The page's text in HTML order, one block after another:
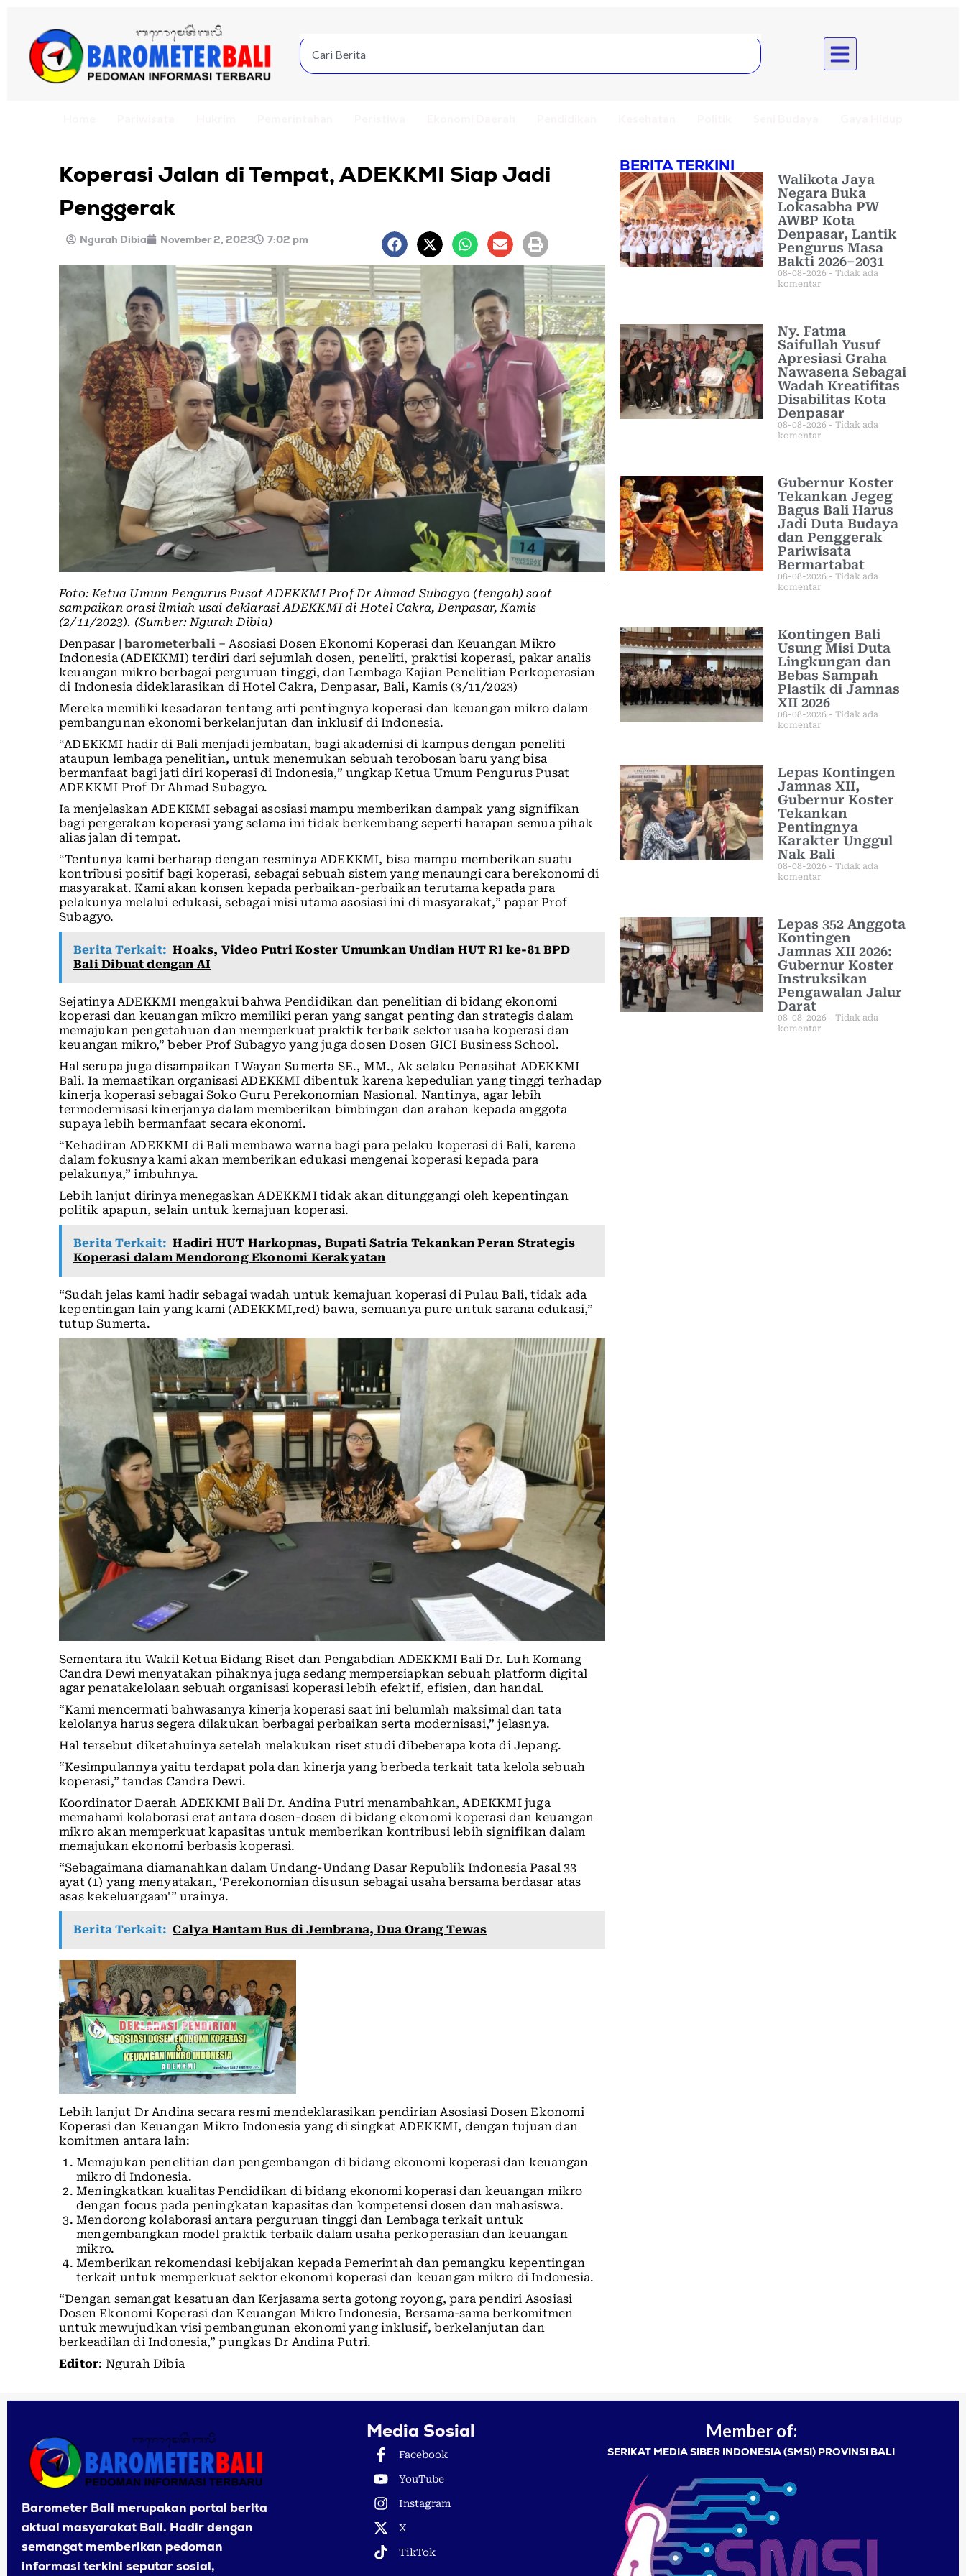
Koperasi Jalan di Tempat, ADEKKMI Siap Jadi
Penggerak
Ngurah Dibia November 2, 2023 7:02 pm
Foto: Ketua Umum Pengurus Pusat ADEKKMI Prof Dr Ahmad Subagyo (tengah) saat
sampaikan orasi ilmiah usai deklarasi ADEKKMI di Hotel Cakra, Denpasar, Kamis
(2/11/2023). (Sumber: Ngurah Dibia)
Denpasar |barometerbali– Asosiasi Dosen Ekonomi Koperasi dan Keuangan Mikro
Indonesia (ADEKKMI) terdiri dari sejumlah dosen, peneliti, praktisi koperasi, pakar analis
keuangan mikro berbagai perguruan tinggi, dan Lembaga Kajian Penelitian Perkoperasian
di Indonesia dideklarasikan di Hotel Cakra, Denpasar, Bali, Kamis (3/11/2023)
Mereka memiliki kesadaran tentang arti pentingnya koperasi dan keuangan mikro dalam
pembangunan ekonomi berkelanjutan dan inklusif di Indonesia.
“ADEKKMI hadir di Bali menjadi jembatan, bagi akademisi di kampus dengan peneliti
ataupun lembaga penelitian, untuk menemukan sebuah terobosan baru yang bisa
bermanfaat bagi jati diri koperasi di Indonesia,” ungkap Ketua Umum Pengurus Pusat
ADEKKMI Prof Dr Ahmad Subagyo.
Ia menjelaskan ADEKKMI sebagai asosiasi mampu memberikan dampak yang signifikan
bagi pergerakan koperasi yang selama ini tidak berkembang seperti harapan semua pihak
alias jalan di tempat.
“Tentunya kami berharap dengan resminya ADEKKMI, bisa mampu memberikan suatu
kontribusi positif bagi koperasi, sebagai sebuah sistem yang menaungi cara berekonomi di
masyarakat. Kami akan konsen kepada perbaikan-perbaikan terutama kepada para
pelakunya melalui edukasi, sebagai misi utama asosiasi ini di masyarakat,” papar Prof
Subagyo.
Berita Terkait: Hoaks, Video Putri Koster Umumkan Undian HUT RI ke-81 BPD
Bali Dibuat dengan AI
Sejatinya ADEKKMI mengakui bahwa Pendidikan dan penelitian di bidang ekonomi
koperasi dan keuangan mikro memiliki peran yang sangat penting dan strategis dalam
memajukan pengetahuan dan memperkuat praktik terbaik sektor usaha koperasi dan
keuangan mikro,” beber Prof Subagyo yang juga dosen Dosen GICI Business School.
Hal serupa juga disampaikan I Wayan Sumerta SE., MM., Ak selaku Penasihat ADEKKMI
Bali. Ia memastikan organisasi ADEKKMI dibentuk karena kepedulian yang tinggi terhadap
kinerja koperasi sebagai Soko Guru Perekonomian Nasional. Nantinya, agar lebih
termodernisasi kinerjanya dalam memberikan bimbingan dan arahan kepada anggota
supaya lebih bermanfaat secara ekonomi.
“Kehadiran ADEKKMI di Bali membawa warna bagi para pelaku koperasi di Bali, karena
dalam fokusnya kami akan memberikan edukasi mengenai koperasi kepada para
pelakunya,” imbuhnya.
Lebih lanjut dirinya menegaskan ADEKKMI tidak akan ditunggangi oleh kepentingan
politik apapun, selain untuk kemajuan koperasi.
Berita Terkait: Hadiri HUT Harkopnas, Bupati Satria Tekankan Peran Strategis
Koperasi dalam Mendorong Ekonomi Kerakyatan
“Sudah jelas kami hadir sebagai wadah untuk kemajuan koperasi di Pulau Bali, tidak ada
kepentingan lain yang kami (ADEKKMI,red) bawa, semuanya pure untuk sarana edukasi,”
tutup Sumerta.
Sementara itu Wakil Ketua Bidang Riset dan Pengabdian ADEKKMI Bali Dr. Luh Komang
Candra Dewi menyatakan pihaknya juga sedang mempersiapkan sebuah platform digital
agar penatakelolaan sebuah organisasi koperasi lebih efektif, efisien, dan handal.
“Kami mencermati bahwasanya kinerja koperasi saat ini belumlah maksimal dan tata
kelolanya harus segera dilakukan berbagai perbaikan serta modernisasi,” jelasnya.
Hal tersebut diketahuinya setelah melakukan riset studi dibeberapa kota di Jepang.
“Kesimpulannya yaitu terdapat pola dan kinerja yang berbeda terkait tata kelola sebuah
koperasi,” tandas Candra Dewi.
Koordinator Daerah ADEKKMI Bali Dr. Andina Putri menambahkan, ADEKKMI juga
memahami kolaborasi erat antara dosen-dosen di bidang ekonomi koperasi dan keuangan
mikro akan memperkuat kapasitas untuk memberikan kontribusi lebih signifikan dalam
memajukan ekonomi berbasis koperasi.
“Sebagaimana diamanahkan dalam Undang-Undang Dasar Republik Indonesia Pasal 33
ayat (1) yang menyatakan, ‘Perekonomian disusun sebagai usaha bersama berdasar atas
asas kekeluargaan'” urainya.
Berita Terkait: Calya Hantam Bus di Jembrana, Dua Orang Tewas
Lebih lanjut Dr Andina secara resmi mendeklarasikan pendirian Asosiasi Dosen Ekonomi
Koperasi dan Keuangan Mikro Indonesia yang di singkat ADEKKMI, dengan tujuan dan
komitmen antara lain:
Memajukan penelitian dan pengembangan di bidang ekonomi koperasi dan keuangan
mikro di Indonesia.
Meningkatkan kualitas Pendidikan di bidang ekonomi koperasi dan keuangan mikro
dengan focus pada peningkatan kapasitas dan kompetensi dosen dan mahasiswa.
Mendorong kolaborasi antara perguruan tinggi dan Lembaga terkait untuk
mengembangkan model praktik terbaik dalam usaha perkoperasian dan keuangan
mikro.
Memberikan rekomendasi kebijakan kepada Pemerintah dan pemangku kepentingan
terkait untuk memperkuat sektor ekonomi koperasi dan keuangan mikro di Indonesia.
“Dengan semangat kesatuan dan Kerjasama serta gotong royong, para pendiri Asosiasi
Dosen Ekonomi Koperasi dan Keuangan Mikro Indonesia, Bersama-sama berkomitmen
untuk mewujudkan visi pembangunan ekonomi yang inklusif, berkelanjutan dan
berkeadilan di Indonesia,” pungkas Dr Andina Putri.
Editor: Ngurah Dibia
BERITA TERKINI
Walikota Jaya
Negara Buka
Lokasabha PW
AWBP Kota
Denpasar, Lantik
Pengurus Masa
Bakti 2026–2031
08-08-2026
Tidak ada
komentar
Ny. Fatma
Saifullah Yusuf
Apresiasi Graha
Nawasena Sebagai
Wadah Kreatifitas
Disabilitas Kota
Denpasar
08-08-2026
Tidak ada
komentar
Gubernur Koster
Tekankan Jegeg
Bagus Bali Harus
Jadi Duta Budaya
dan Penggerak
Pariwisata
Bermartabat
08-08-2026
Tidak ada
komentar
Kontingen Bali
Usung Misi Duta
Lingkungan dan
Bebas Sampah
Plastik di Jamnas
XII 2026
08-08-2026
Tidak ada
komentar
Lepas Kontingen
Jamnas XII,
Gubernur Koster
Tekankan
Pentingnya
Karakter Unggul
Nak Bali
08-08-2026
Tidak ada
komentar
Lepas 352 Anggota
Kontingen
Jamnas XII 2026:
Gubernur Koster
Instruksikan
Pengawalan Jalur
Darat
08-08-2026
Tidak ada
komentar
Barometer Bali merupakan portal berita
aktual masyarakat Bali. Hadir dengan
semangat memberikan pedoman
informasi terkini seputar sosial,
Media Sosial
Facebook
YouTube
Instagram
X
TikTok
Member of:
SERIKAT MEDIA SIBER INDONESIA (SMSI) PROVINSI BALI